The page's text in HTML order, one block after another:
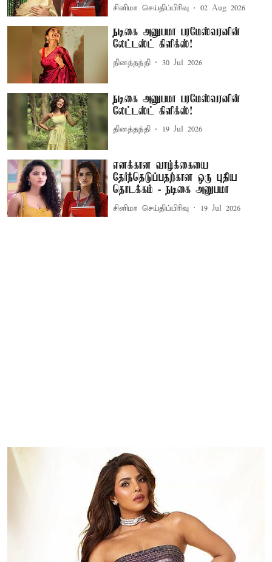
சினிமா செய்திப்பிரிவு 02 Aug 2026
நடிகை அனுபமா பரமேஸ்வரனின்
லேட்டஸ்ட் கிளிக்ஸ்!
தினத்தந்தி 30 Jul 2026
நடிகை அனுபமா பரமேஸ்வரனின்
லேட்டஸ்ட் கிளிக்ஸ்!
தினத்தந்தி 19 Jul 2026
எனக்கான வாழ்க்கையை
தேர்ந்தெடுப்பதற்கான ஒரு புதிய
தொடக்கம் - நடிகை அனுபமா
சினிமா செய்திப்பிரிவு 19 Jul 2026